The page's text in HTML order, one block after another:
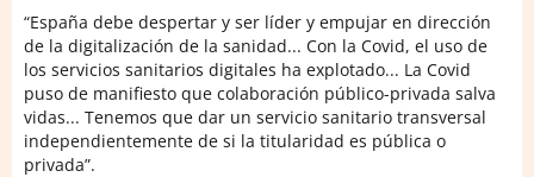
“España debe despertar y ser líder y empujar en dirección
de la digitalización de la sanidad... Con la Covid, el uso de
los servicios sanitarios digitales ha explotado... La Covid
puso de manifiesto que colaboración público-privada salva
vidas... Tenemos que dar un servicio sanitario transversal
independientemente de si la titularidad es pública o
privada”.